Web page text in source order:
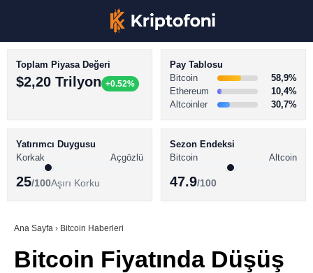
Youtube
BİTCOİN HABERLERİ
ALTCOİN HABERLERİ
SÖZLÜK
Toplam Piyasa Değeri
$2,20 Trilyon +0.52%
Pay Tablosu
Bitcoin
58,9%
Ethereum
10,4%
Altcoinler
30,7%
Yatırımcı Duygusu
Korkak
Açgözlü
25/100Aşırı Korku
Sezon Endeksi
Bitcoin
Altcoin
47.9/100
Ana Sayfa › Bitcoin Haberleri
Bitcoin Fiyatında Düşüş